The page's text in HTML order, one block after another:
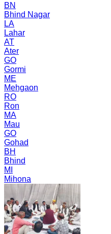
BN
Bhind Nagar
LA
Lahar
AT
Ater
GO
Gormi
ME
Mehgaon
RO
Ron
MA
Mau
GO
Gohad
BH
Bhind
MI
Mihona